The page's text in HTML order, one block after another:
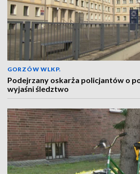
GORZÓW WLKP.
Podejrzany oskarża policjantów o
wyjaśni śledztwo